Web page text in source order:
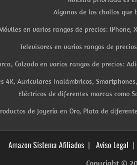
Algunos de los chollos
en varios rangos de precios: iPhone,
Televisores en varios rangos de
Calzado en varios rangos de precios:
4K, Auriculares Inalámbricos,
Eléctricos de diferentes marcas como
de Joyería en Oro, Plata de
Amazon Sistema Afiliados Aviso Legal
Copyright ©